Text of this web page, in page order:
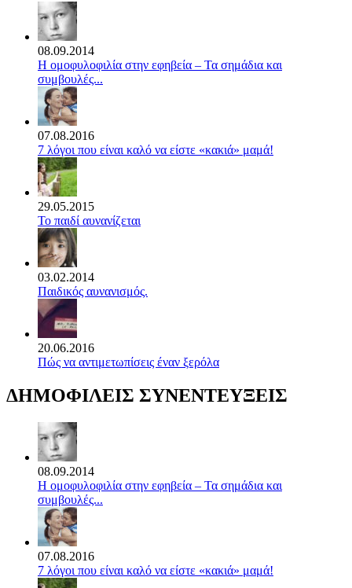
08.09.2014
Η ομοφυλοφιλία στην εφηβεία – Τα σημάδια και
συμβουλές...
07.08.2016
7 λόγοι που είναι καλό να είστε «κακιά» μαμά!
29.05.2015
Το παιδί αυνανίζεται
03.02.2014
Παιδικός αυνανισμός.
20.06.2016
Πώς να αντιμετωπίσεις έναν ξερόλα
ΔΗΜΟΦΙΛΕΙΣ ΣΥΝΕΝΤΕΥΞΕΙΣ
08.09.2014
Η ομοφυλοφιλία στην εφηβεία – Τα σημάδια και
συμβουλές...
07.08.2016
7 λόγοι που είναι καλό να είστε «κακιά» μαμά!